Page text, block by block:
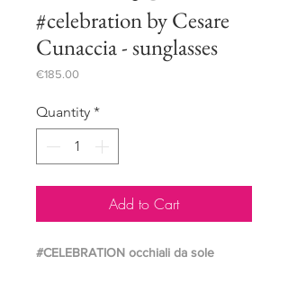
#celebration by Cesare
Cunaccia - sunglasses
€185.00Price
Quantity *
Add to Cart
#CELEBRATION occhiali da sole